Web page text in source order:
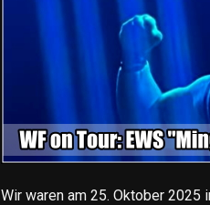
Wir waren am 25. Oktober 2025